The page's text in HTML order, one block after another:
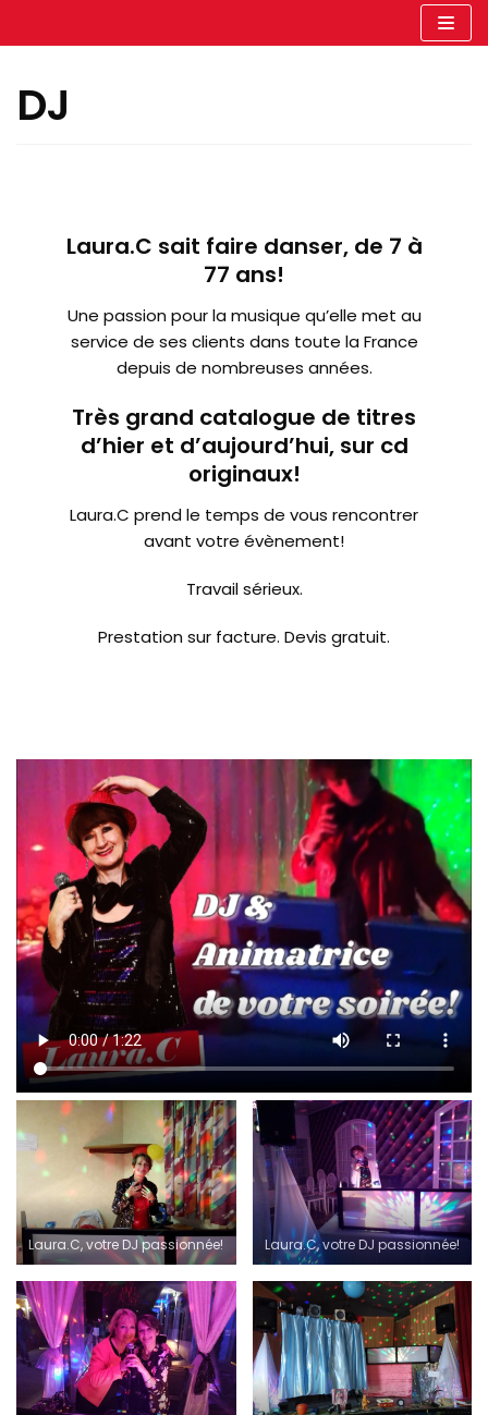
contenu
DJ
Laura.C sait faire danser, de 7 à
77 ans!
Une passion pour la musique qu’elle met au
service de ses clients dans toute la France
depuis de nombreuses années.
Très grand catalogue de titres
d’hier et d’aujourd’hui, sur cd
originaux!
Laura.C prend le temps de vous rencontrer
avant votre évènement!
Travail sérieux.
Prestation sur facture. Devis gratuit.
Laura.C, votre DJ passionnée! Laura.C, votre DJ passionnée!